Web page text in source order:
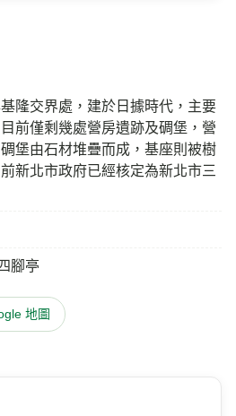
隆交界處，建於日據時代，主要
前僅剩幾處營房遺跡及碉堡，營
堡由石材堆疊而成，基座則被樹
新北市政府已經核定為新北市三
腳亭
地圖